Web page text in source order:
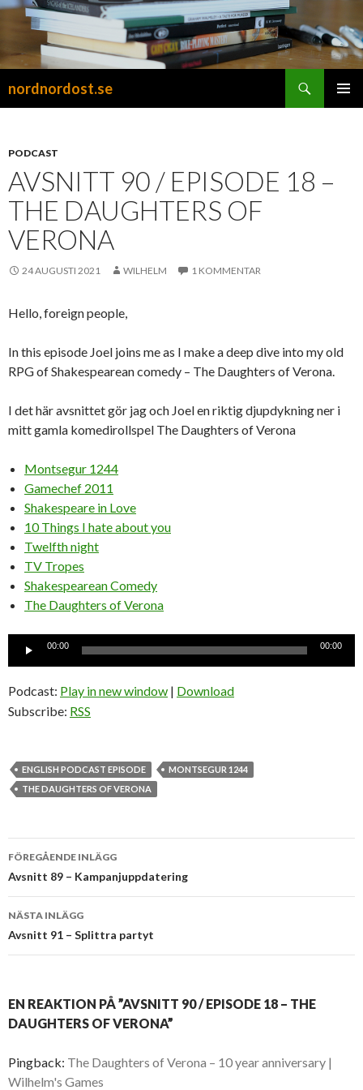
nordnordost.se
PODCAST
AVSNITT 90 / EPISODE 18 –
THE DAUGHTERS OF
VERONA
24 AUGUSTI 2021 WILHELM 1 KOMMENTAR
Hello, foreign people,
In this episode Joel joins me as I make a deep dive into my old
RPG of Shakespearean comedy – The Daughters of Verona.
I det här avsnittet gör jag och Joel en riktig djupdykning ner i
mitt gamla komedirollspel The Daughters of Verona
Montsegur 1244
Gamechef 2011
Shakespeare in Love
10 Things I hate about you
Twelfth night
TV Tropes
Shakespearean Comedy
The Daughters of Verona
Ljudspelare
00:00 00:00
Podcast: Play in new window | Download
Subscribe: RSS
ENGLISH PODCAST EPISODE
MONTSEGUR 1244
THE DAUGHTERS OF VERONA
Inläggsnavigering
FÖREGÅENDE INLÄGG
Avsnitt 89 – Kampanjuppdatering
NÄSTA INLÄGG
Avsnitt 91 – Splittra partyt
EN REAKTION PÅ ”AVSNITT 90 / EPISODE 18 – THE
DAUGHTERS OF VERONA”
Pingback: The Daughters of Verona – 10 year anniversary |
Wilhelm's Games